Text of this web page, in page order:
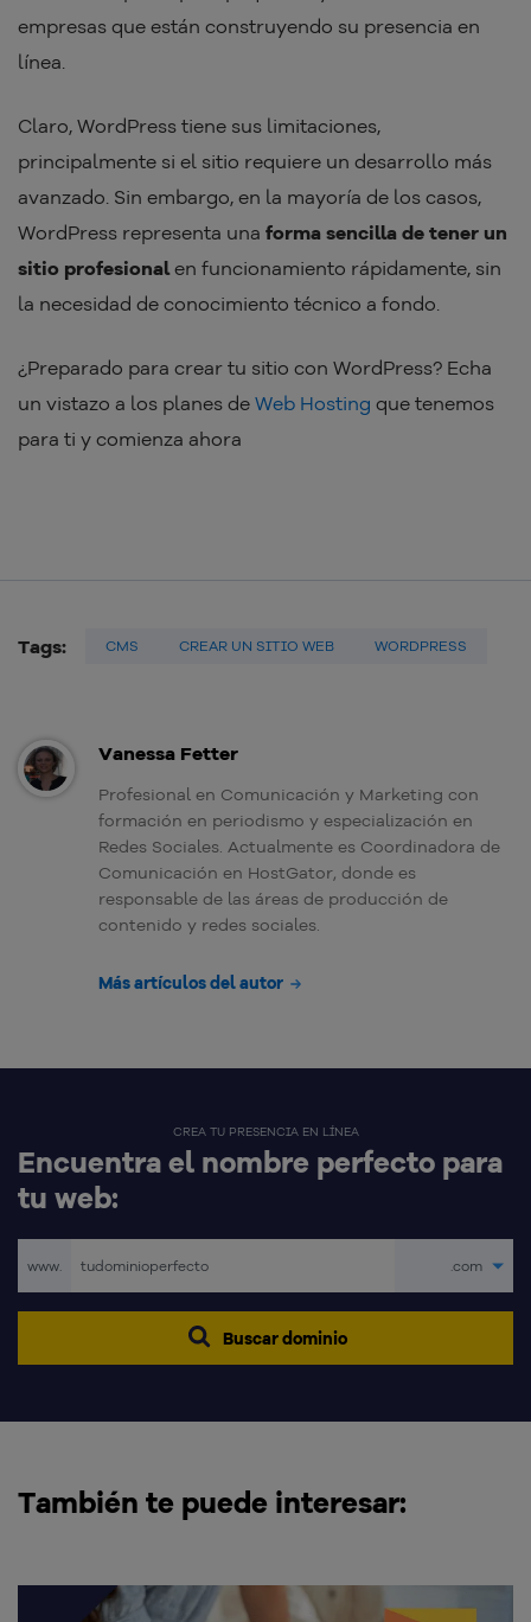
empresas que están construyendo su presencia en
línea.
Claro, WordPress tiene sus limitaciones,
principalmente si el sitio requiere un desarrollo más
avanzado. Sin embargo, en la mayoría de los casos,
WordPress representa una forma sencilla de tener un
sitio profesionalen funcionamiento rápidamente, sin
la necesidad de conocimiento técnico a fondo.
¿Preparado para crear tu sitio con WordPress? Echa
un vistazo a los planes de Web Hosting que tenemos
para ti y comienza ahora
Tags: CMS CREAR UN SITIO WEB WORDPRESS
Vanessa Fetter
Profesional en Comunicación y Marketing con
formación en periodismo y especialización en
Redes Sociales. Actualmente es Coordinadora de
Comunicación en HostGator, donde es
responsable de las áreas de producción de
contenido y redes sociales.
Más artículos del autor
CREA TU PRESENCIA EN LÍNEA
Encuentra el nombre perfecto para
tu web:
www. .com
Buscar dominio
También te puede interesar: